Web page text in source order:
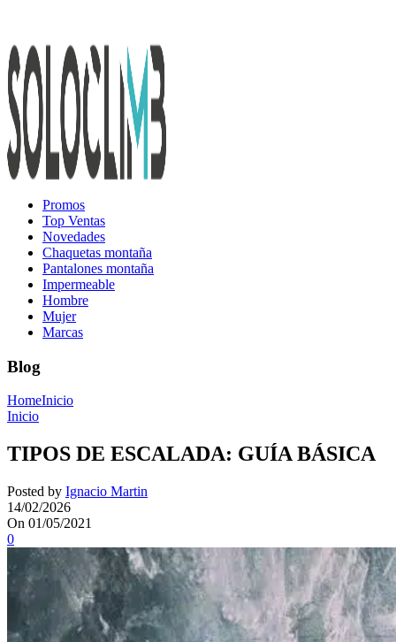
Promos
Top Ventas
Novedades
Chaquetas montaña
Pantalones montaña
Impermeable
Hombre
Mujer
Marcas
Blog
HomeInicio
Inicio
TIPOS DE ESCALADA: GUÍA BÁSICA
Posted by Ignacio Martin
14/02/2026
On 01/05/2021
0